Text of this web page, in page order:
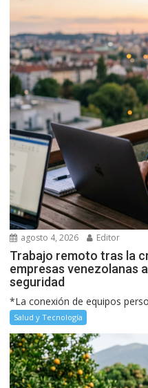
agosto 4, 2026 Editor
Trabajo remoto tras la
empresas venezolanas
seguridad
*La conexión de equipos
Salud y Tecnología